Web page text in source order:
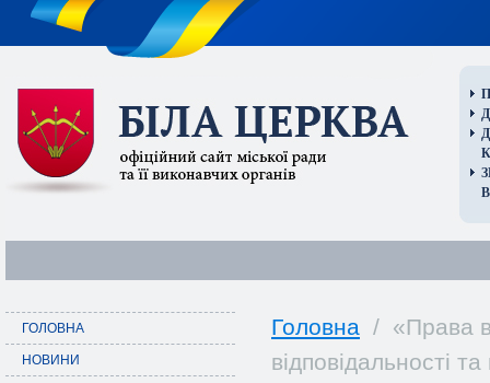
ГОЛОВНА
НОВИНИ
Головна / «Права
відповідальності